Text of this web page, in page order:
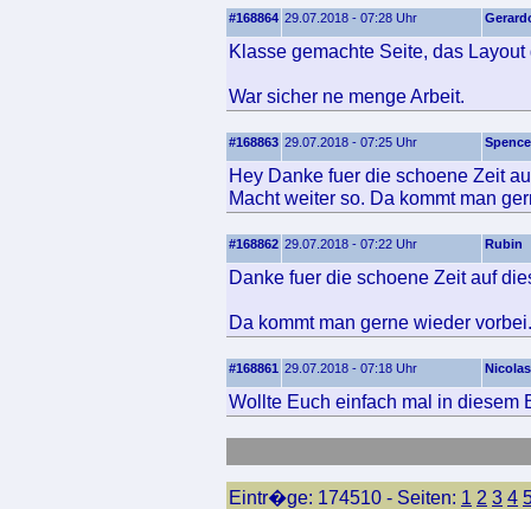
#168864 29.07.2018 - 07:28 Uhr
Klasse gemachte Seite, das
War sicher ne menge Arbeit.
#168863 29.07.2018 - 07:25 Uhr
Hey Danke fuer die schoene Zeit
Macht weiter so. Da kommt man
#168862 29.07.2018 - 07:22 Uhr Rubin
Danke fuer die schoene Zeit auf
Da kommt man gerne wieder vorbei.
#168861 29.07.2018 - 07:18 Uhr Nicolas
Wollte Euch einfach mal in diesem
Eintr�ge: 174510 - Seiten: 1 2 3 4